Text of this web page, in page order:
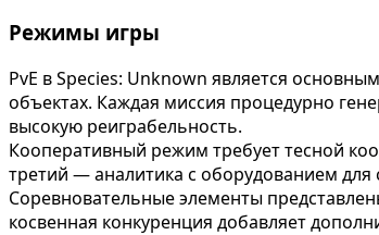
Режимы игры
PvE в Species: Unknown является
объектах. Каждая миссия процедурно
высокую реиграбельность.
Кооперативный режим требует тесной
третий — аналитика с оборудованием
Соревновательные элементы
косвенная конкуренция добавляет